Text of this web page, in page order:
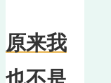
原来我